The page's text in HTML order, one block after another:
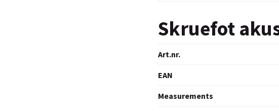
Skruefot
Art.nr.
EAN
Measurements